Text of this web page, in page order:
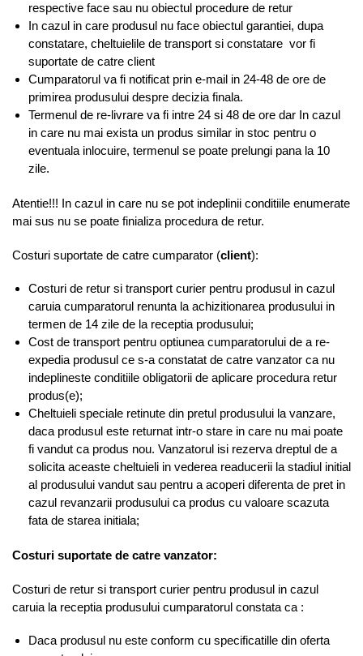
respective face sau nu obiectul procedure de retur
In cazul in care produsul nu face obiectul garantiei, dupa
constatare, cheltuielile de transport si constatare vor fi
suportate de catre client
Cumparatorul va fi notificat prin e-mail in 24-48 de ore de
primirea produsului despre decizia finala.
Termenul de re-livrare va fi intre 24 si 48 de ore dar In cazul
in care nu mai exista un produs similar in stoc pentru o
eventuala inlocuire, termenul se poate prelungi pana la 10
zile.
Atentie!!! In cazul in care nu se pot indeplinii conditiile enumerate
mai sus nu se poate finializa procedura de retur.
Costuri suportate de catre cumparator (client):
Costuri de retur si transport curier pentru produsul in cazul
caruia cumparatorul renunta la achizitionarea produsului in
termen de 14 zile de la receptia produsului;
Cost de transport pentru optiunea cumparatorului de a re-
expedia produsul ce s-a constatat de catre vanzator ca nu
indeplineste conditiile obligatorii de aplicare procedura retur
produs(e);
Cheltuieli speciale retinute din pretul produsului la vanzare,
daca produsul este returnat intr-o stare in care nu mai poate
fi vandut ca produs nou. Vanzatorul isi rezerva dreptul de a
solicita aceaste cheltuieli in vederea readucerii la stadiul initial
al produsului vandut sau pentru a acoperi diferenta de pret in
cazul revanzarii produsului ca produs cu valoare scazuta
fata de starea initiala;
Costuri suportate de catre vanzator:
Costuri de retur si transport curier pentru produsul in cazul
caruia la receptia produsului cumparatorul constata ca :
Daca produsul nu este conform cu specificatille din oferta